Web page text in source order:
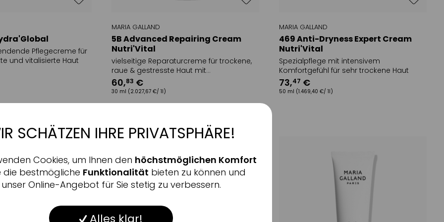
Pflegecreme für
und vitalisierte Haut
MARIA GALLAND
5B Advanced Repairing Cream
Nutri'Vital
vielseitige Reparaturcreme für trockene,
raue & gestresste Haut mit
beruhigendem Schutzfilm
60,83 €
30 ml (2.027,67 €/ 1l)
MARIA GALLAND
469 Anti-Dryness Expert Cream
Nutri'Vital
Spezialpflege mit intensivem
Komfortgefühl für sehr trockene Haut
73,47 €
50 ml (1.469,40 €/ 1l)
Aktiv
Inaktiv
Inaktiv
SCHÄTZEN IHRE PRIVATSPHÄRE!
Cookies, um Ihnen den höchstmöglichen Komfort
die bestmögliche Funktionalität bieten zu können und
unser Online-Angebot für Sie stetig zu verbessern.
Alles klar!